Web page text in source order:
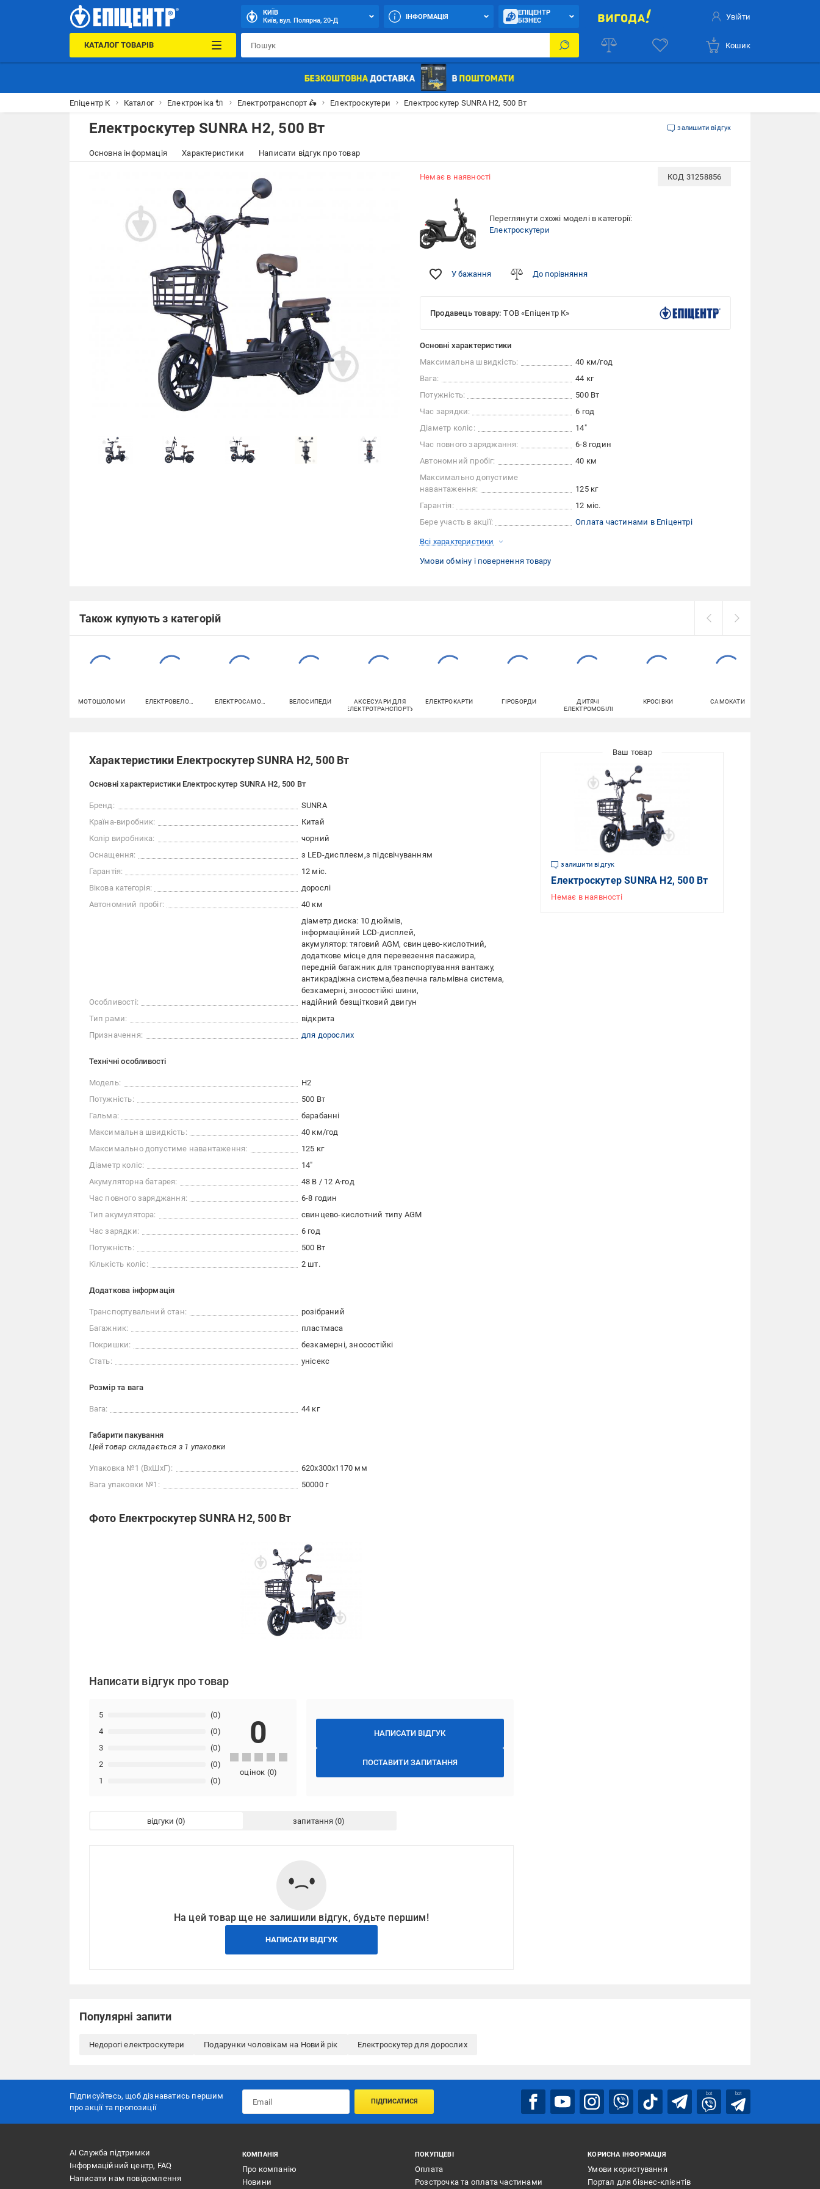
КИЇВ
Київ, вул. Полярна, 20-Д
ІНФОРМАЦІЯ
ЕПІЦЕНТР
БІЗНЕС
Увійти
КАТАЛОГ ТОВАРІВ Кошик
Епіцентр К Каталог Електроніка 🔌 Електротранспорт 🛵 Електроскутери Електроскутер SUNRA H2, 500 Вт
Електроскутер SUNRA H2, 500 Вт залишити відгук
Основна інформація Характеристики Написати відгук про товар
Немає в наявності КОД 31258856
Переглянути схожі моделі в категорії:
Електроскутери
У бажання До порівняння
Продавець товару: ТОВ «Епіцентр К»
Основні характеристики
Максимальна швидкість:
40 км/год
Вага:
44 кг
Потужність:
500 Вт
Час зарядки:
6 год
Діаметр коліс:
14"
Час повного заряджання:
6-8 годин
Автономний пробіг:
40 км
Максимально допустиме
навантаження:
125 кг
Гарантія:
12 міс.
Бере участь в акції:
Оплата частинами в Епіцентрі
Всі характеристики
Умови обміну і повернення товару
Також купують з категорій
МОТОШОЛОМИ ЕЛЕКТРОВЕЛОСИПЕДИ ЕЛЕКТРОСАМОКАТИ ВЕЛОСИПЕДИ
АКСЕСУАРИ ДЛЯ
ЕЛЕКТРОТРАНСПОРТУ
ЕЛЕКТРОКАРТИ ГІРОБОРДИ
ДИТЯЧІ
ЕЛЕКТРОМОБІЛІ
КРОСІВКИ САМОКАТИ
Характеристики Електроскутер SUNRA H2, 500 Вт
Основні характеристики Електроскутер SUNRA H2, 500 Вт
Бренд:
SUNRA
Країна-виробник:
Китай
Колір виробника:
чорний
Оснащення:
з LED-дисплеєм з підсвічуванням
Гарантія:
12 міс.
Вікова категорія:
дорослі
Автономний пробіг:
40 км
Особливості:
діаметр диска: 10 дюймів
інформаційний LCD-дисплей
акумулятор: тяговий AGM, свинцево-кислотний
додаткове місце для перевезення пасажира
передній багажник для транспортування вантажу
антикрадіжна система безпечна гальмівна система
безкамерні, зносостійкі шини
надійний безщітковий двигун
Тип рами:
відкрита
Призначення:
для дорослих
Технічні особливості
Модель:
H2
Потужність:
500 Вт
Гальма:
барабанні
Максимальна швидкість:
40 км/год
Максимально допустиме навантаження:
125 кг
Діаметр коліс:
14"
Акумуляторна батарея:
48 В / 12 A·год
Час повного заряджання:
6-8 годин
Тип акумулятора:
свинцево-кислотний типу AGM
Час зарядки:
6 год
Потужність:
500 Вт
Кількість коліс:
2 шт.
Додаткова інформація
Транспортувальний стан:
розібраний
Багажник:
пластмаса
Покришки:
безкамерні, зносостійкі
Стать:
унісекс
Розмір та вага
Вага: 44 кг
Габарити пакування
Цей товар складається з 1 упаковки
Упаковка №1 (ВхШхГ):
620x300x1170 мм
Вага упаковки №1:
50000 г
Фото Електроскутер SUNRA H2, 500 Вт
Написати відгук про товар
НАПИСАТИ ВІДГУК
ПОСТАВИТИ ЗАПИТАННЯ
1 (0)
2 (0)
3 (0)
4 (0)
5 (0)
0
оцінок (0)
відгуки запитання
На цей товар ще не залишили відгук, будьте першим!
НАПИСАТИ ВІДГУК
залишити відгук
Електроскутер SUNRA H2, 500 Вт
Немає в наявності
Популярні запити
Недорогі електроскутери Подарунки чоловікам на Новий рік Електроскутер для дорослих
Підписуйтесь, щоб дізнаватись першим
про акції та пропозиції
ПІДПИСАТИСЯ
bot bot
АІ Служба підтримки
Інформаційний центр, FAQ
Написати нам повідомлення
КОМПАНІЯ
Про компанію
Новини
ПОКУПЦЕВІ
Оплата
Розстрочка та оплата частинами
КОРИСНА ІНФОРМАЦІЯ
Умови користування
Портал для бізнес-клієнтів